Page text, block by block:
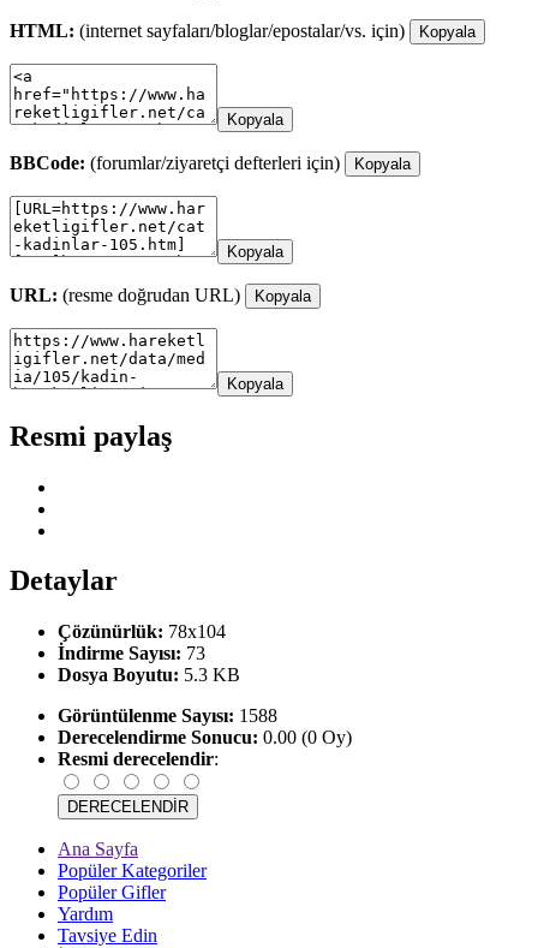
HTML: (internet sayfaları/bloglar/epostalar/vs. için) Kopyala
Kopyala
BBCode: (forumlar/ziyaretçi defterleri için) Kopyala
Kopyala
URL: (resme doğrudan URL) Kopyala
Kopyala
Resmi paylaş
Detaylar
Çözünürlük: 78x104
İndirme Sayısı: 73
Dosya Boyutu: 5.3 KB
Görüntülenme Sayısı: 1588
Derecelendirme Sonucu: 0.00 (0 Oy)
Resmi derecelendir:
Ana Sayfa
Popüler Kategoriler
Popüler Gifler
Yardım
Tavsiye Edin